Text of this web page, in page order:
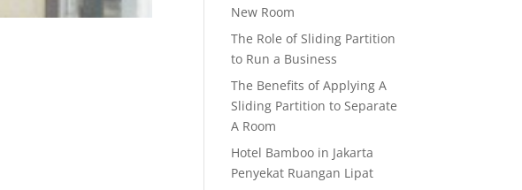
New Room
The Role of Sliding Partition
to Run a Business
The Benefits of Applying A
Sliding Partition to Separate
A Room
Hotel Bamboo in Jakarta
Penyekat Ruangan Lipat